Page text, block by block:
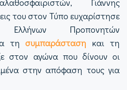
Γιάννης
του στον Τύπο ευχαρίστησε
Προπονητών
τησυμπαράσταση και τη
στον αγώνα που δίνουν οι
στην απόφαση τους για